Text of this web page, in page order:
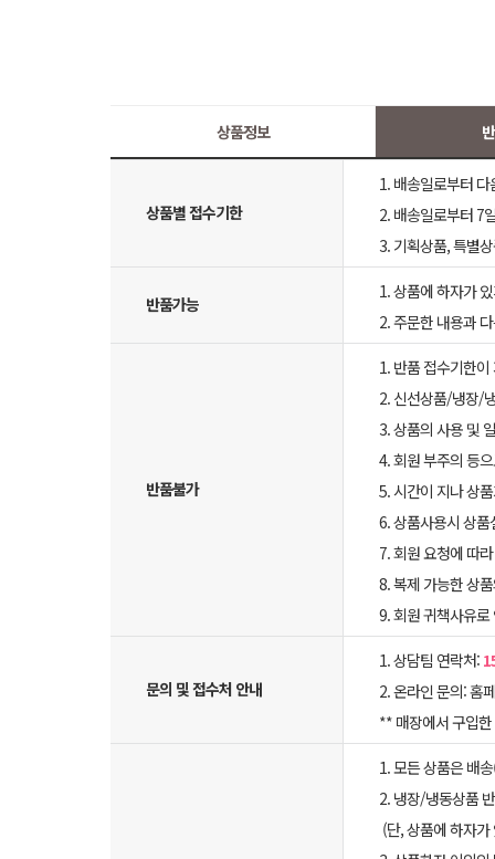
상품정보
상품별 접수기한
1. 배송일로부터
2. 배송일로부터 7
3. 기획상품, 특별
반품가능
1. 상품에 하자가
2. 주문한 내용과
반품불가
1. 반품 접수기한이
2. 신선상품/냉장/
3. 상품의 사용 및
4. 회원 부주의 등
5. 시간이 지나 상
6. 상품사용시 상
7. 회원 요청에 따
8. 복제 가능한 상
9. 회원 귀책사유
문의 및 접수처 안내
1. 상담팀 연락처:
2. 온라인 문의: 홈
** 매장에서 구입
1. 모든 상품은 배
2. 냉장/냉동상품
(단, 상품에 하자